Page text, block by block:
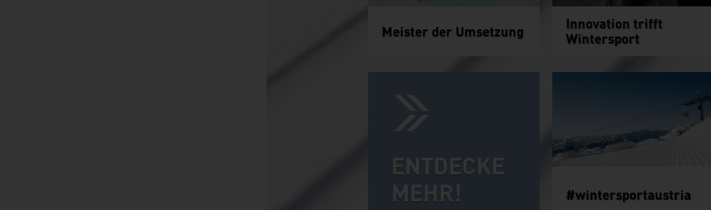
Meister der Umsetzung
Innovation trifft
Wintersport
ENTDECKE
MEHR!
#wintersportaustria